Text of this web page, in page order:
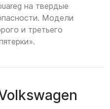
на твердые
Модели
и третьего